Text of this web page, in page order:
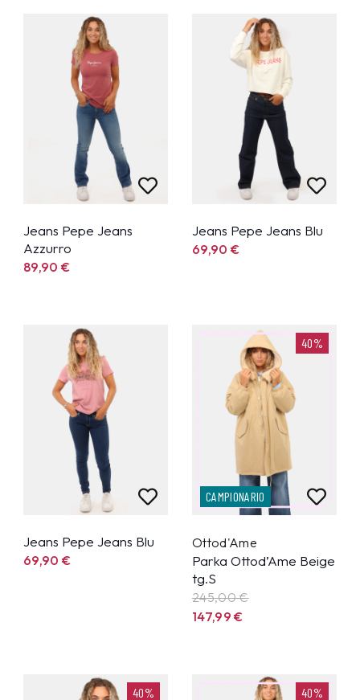
Jeans Pepe Jeans
Azzurro
89,90€
Jeans Pepe Jeans Blu
69,90€
Jeans Pepe Jeans Blu
69,90€
40%
CAMPIONARIO
Ottod'Ame
Parka Ottod’Ame Beige
tg.S
245,00 €
147,99€
40% 40%